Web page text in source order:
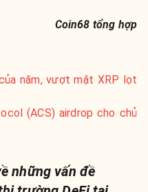
Coin68 tổng hợp
năm, vượt mặt XRP lọt
(ACS) airdrop cho chủ
những vấn đề